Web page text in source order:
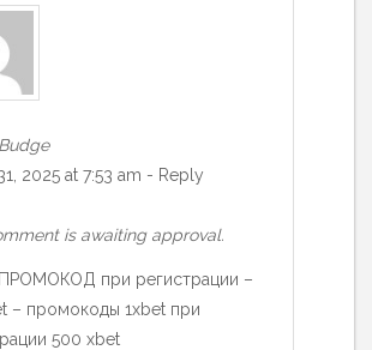
2025 at 7:53 am - Reply
is awaiting approval.
ПРОМОКОД при регистрации –
– промокоды 1xbet при
500 xbet